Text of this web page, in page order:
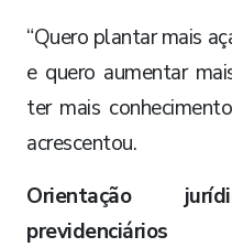
“Quero plantar mais
e quero aumentar
ter mais
acrescentou.
Orientação
previdenciários